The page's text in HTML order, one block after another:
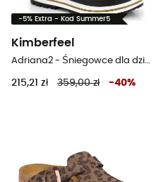
-5% Extra - Kod Summer5
Kimberfeel
Adriana2 - Śniegowce dla dzieci
215,21 zł 359,00 zł -40%